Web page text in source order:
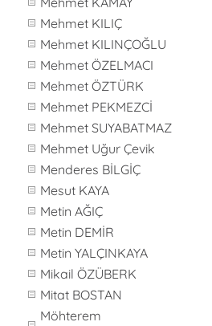
Mehmet KILIÇ
Mehmet KILINÇOĞLU
Mehmet ÖZELMACI
Mehmet ÖZTÜRK
Mehmet PEKMEZCİ
Mehmet SUYABATMAZ
Mehmet Uğur Çevik
Menderes BİLGİÇ
Mesut KAYA
Metin AĞIÇ
Metin DEMİR
Metin YALÇINKAYA
Mikail ÖZÜBERK
Mitat BOSTAN
Möhterem